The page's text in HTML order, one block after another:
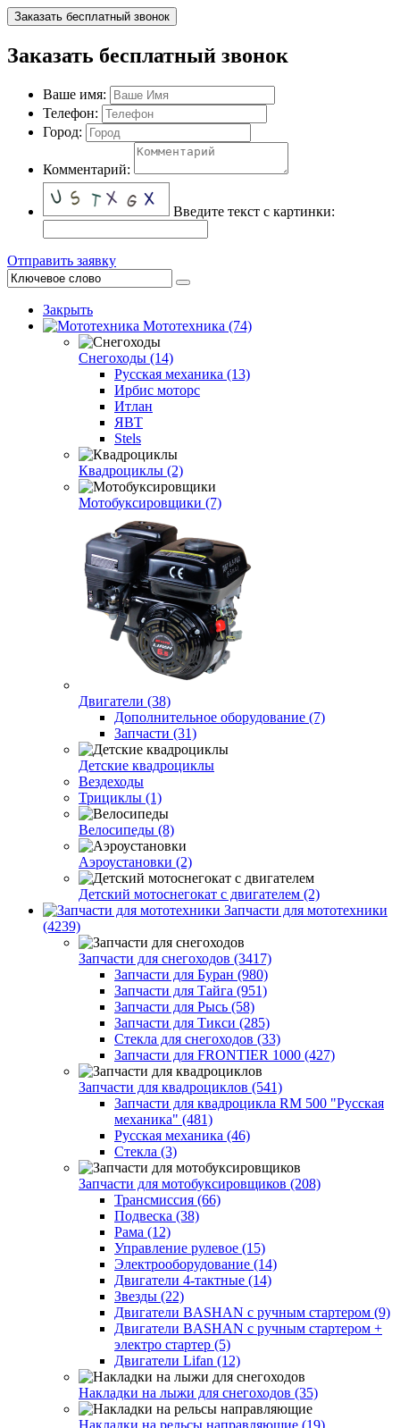
Заказать бесплатный звонок
Заказать бесплатный звонок
Ваше имя:
Телефон:
Город:
Комментарий:
Введите текст с картинки:
Отправить заявку
Закрыть
Мототехника (74)
Снегоходы (14)
Русская механика (13)
Ирбис моторс
Итлан
ЯВТ
Stels
Квадроциклы (2)
Мотобуксировщики (7)
Двигатели (38)
Дополнительное оборудование (7)
Запчасти (31)
Детские квадроциклы
Вездеходы
Трициклы (1)
Велосипеды (8)
Аэроустановки (2)
Детский мотоснегокат с двигателем (2)
Запчасти для мототехники
(4239)
Запчасти для снегоходов (3417)
Запчасти для Буран (980)
Запчасти для Тайга (951)
Запчасти для Рысь (58)
Запчасти для Тикси (285)
Стекла для снегоходов (33)
Запчасти для FRONTIER 1000 (427)
Запчасти для квадроциклов (541)
Запчасти для квадроцикла RM 500 "Русская
механика" (481)
Русская механика (46)
Стекла (3)
Запчасти для мотобуксировщиков (208)
Трансмиссия (66)
Подвеска (38)
Рама (12)
Управление рулевое (15)
Электрооборудование (14)
Двигатели 4-тактные (14)
Звезды (22)
Двигатели BASHAN с ручным стартером (9)
Двигатели BASHAN с ручным стартером +
электро стартер (5)
Двигатели Lifan (12)
Накладки на лыжи для снегоходов (35)
Накладки на рельсы направляющие (19)